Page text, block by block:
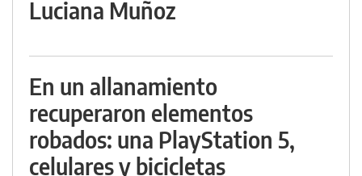
Luciana Muñoz
En un allanamiento
recuperaron elementos
robados: una PlayStation 5,
celulares y bicicletas